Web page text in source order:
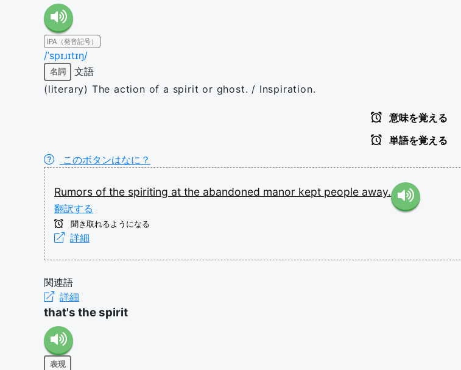
IPA（発音記号）
/ˈspɪɹɪtɪŋ/
名詞
文語
(literary) The action of a spirit or ghost. / Inspiration.
意味を覚える
単語を覚える
このボタンはなに？
Rumors of the spiriting at the abandoned manor kept people away.
翻訳する
聞き取れるようになる
詳細
関連語
詳細
that's the spirit
表現